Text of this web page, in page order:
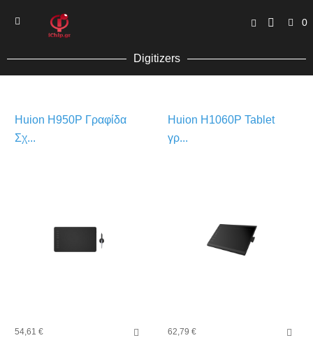
0
Digitizers
Huion H950P Γραφίδα
Σχ...
54,61 €
Huion H1060P Tablet
γρ...
62,79 €